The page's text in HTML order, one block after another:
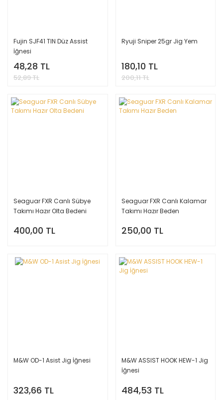
Fujin SJF41 TIN Düz Assist
İğnesi
48,28 TL
52,89 TL
Ryuji Sniper 25gr Jig Yem
180,10 TL
200,11 TL
Seaguar FXR Canlı Sübye
Takımı Hazır Olta Bedeni
400,00 TL
Seaguar FXR Canlı Kalamar
Takımı Hazır Beden
250,00 TL
M&W OD-1 Asist Jig İğnesi
323,66 TL
M&W ASSIST HOOK HEW-1 Jig
İğnesi
484,53 TL